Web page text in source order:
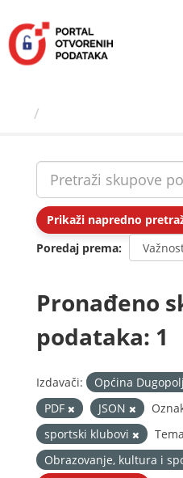
sadržaj
Prikaži napredno
Poredaj prema
Pronađeno
podataka: 1
Izdavači: Općina
PDF
JSON
sportski klubovi
Obrazovanje, kultura i